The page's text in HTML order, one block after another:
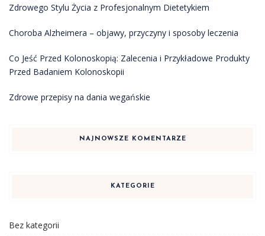
Zdrowego Stylu Życia z Profesjonalnym Dietetykiem
Choroba Alzheimera – objawy, przyczyny i sposoby leczenia
Co Jeść Przed Kolonoskopią: Zalecenia i Przykładowe Produkty
Przed Badaniem Kolonoskopii
Zdrowe przepisy na dania wegańskie
NAJNOWSZE KOMENTARZE
KATEGORIE
Bez kategorii